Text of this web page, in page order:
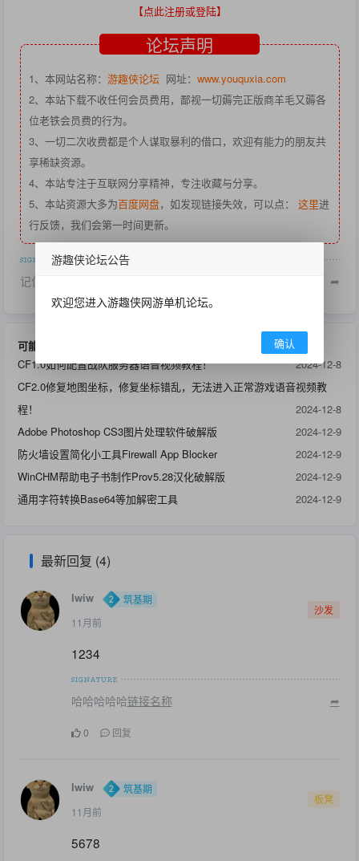
【点此注册或登陆】
论坛声明
1、本网站名称： 游趣侠论坛网址： www.youquxia.com
2、本站下载不收任何会员费用，鄙视一切薅完正版商羊毛又薅各
位老铁会员费的行为。
3、一切二次收费都是个人谋取暴利的借口，欢迎有能力的朋友共
享稀缺资源。
4、本站专注于互联网分享精神，专注收藏与分享。
5、本站资源大多为百度网盘，如发现链接失效，可以点： 这里进
行反馈，我们会第一时间更新。
记住本站域名：www.youquxia.com ➦
可能感兴趣的帖子
CF1.0如何配置战队服务器语音视频教程！
2024-12-8
CF2.0修复地图坐标，修复坐标错乱，无法进入正常游戏语音视频教
程！
2024-12-8
Adobe Photoshop CS3图片处理软件破解版
2024-12-9
防火墙设置简化小工具Firewall App Blocker
2024-12-9
WinCHM帮助电子书制作Prov5.28汉化破解版
2024-12-9
通用字符转换Base64等加解密工具
2024-12-9
最新回复 (4)
lwiw
筑基期
11月前
沙发
1234
哈哈哈哈哈链接名称 ➦
0 回复
lwiw
筑基期
11月前
板凳
5678
游趣侠论坛公告
欢迎您进入游趣侠网游单机论坛。
确认